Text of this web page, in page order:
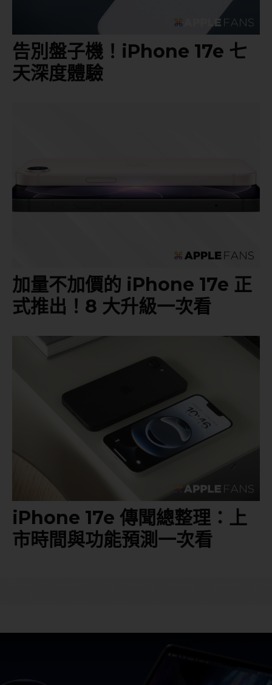
告別盤子機！iPhone 17e 七
天深度體驗
加量不加價的 iPhone 17e 正
式推出！8 大升級一次看
iPhone 17e 傳聞總整理：上
市時間與功能預測一次看